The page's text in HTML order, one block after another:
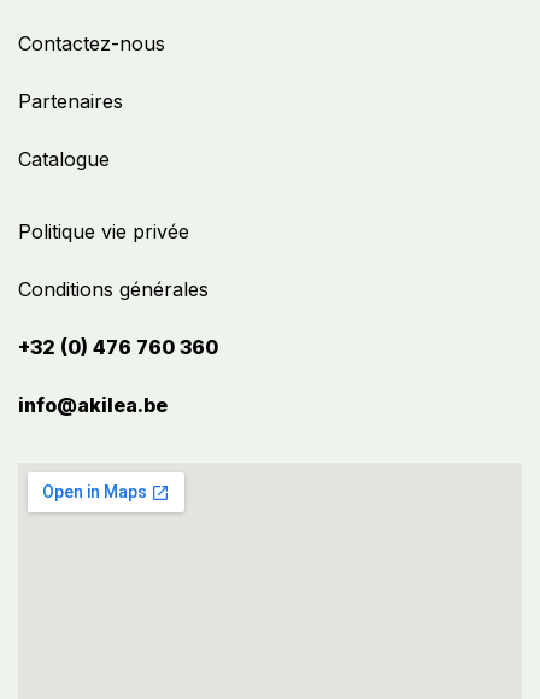
Politique vie privée
Conditions générales
+32 (0) 476 760 360
info@akilea.be​
Contactez-nous
Partenaires
Catalogue